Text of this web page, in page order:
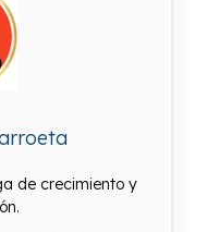
de crecimiento y